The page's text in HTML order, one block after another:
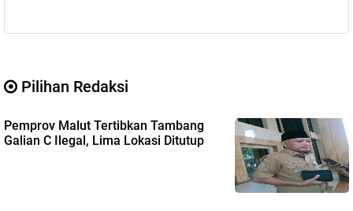
Pilihan Redaksi
Pemprov Malut Tertibkan Tambang
Galian C Ilegal, Lima Lokasi Ditutup